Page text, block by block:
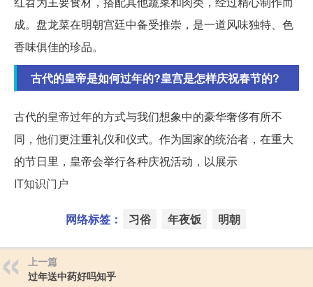
成。盘龙菜在明朝宫廷中备受推崇，是一道风味独特、色
香味俱佳的珍品。
古代的皇帝是如何过年的?皇宫是怎样庆祝春节的?
古代的皇帝过年的方式与我们想象中的豪华奢侈有所不
同，他们更注重礼仪和仪式。作为国家的统治者，在重大
的节日里，皇帝会举行各种庆祝活动，以展示
IT知识门户
网络标签： 习俗 年夜饭 明朝
上一篇
过年送中药好吗知乎